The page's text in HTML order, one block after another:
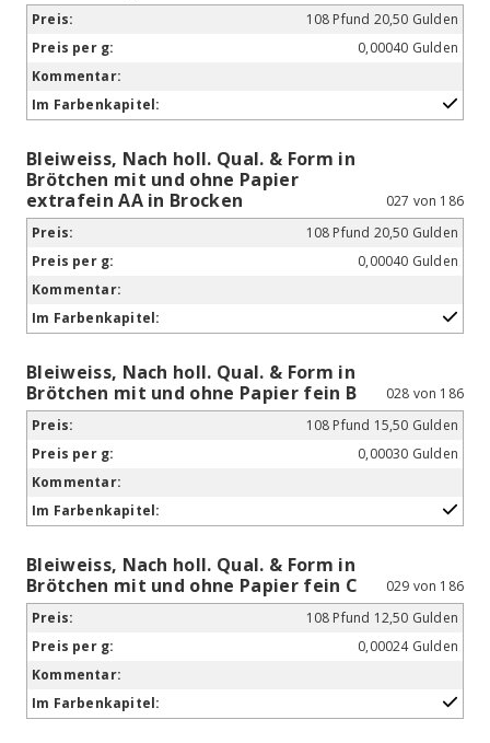
108 Pfund 20,50 Gulden
0,00040 Gulden
Bleiweiss, Nach holl. Qual. & Form in
Brötchen mit und ohne Papier
extrafein AA in Brocken
027 von 186
108 Pfund 20,50 Gulden
0,00040 Gulden
Bleiweiss, Nach holl. Qual. & Form in
Brötchen mit und ohne Papier fein B
028 von 186
108 Pfund 15,50 Gulden
0,00030 Gulden
Bleiweiss, Nach holl. Qual. & Form in
Brötchen mit und ohne Papier fein C
029 von 186
108 Pfund 12,50 Gulden
0,00024 Gulden